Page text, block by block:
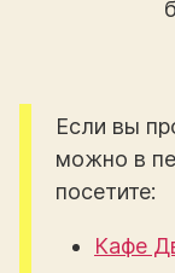
Если вы
можно в
посетите:
Кафе